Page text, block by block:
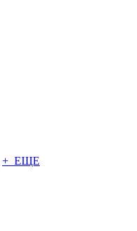
+ ЕЩЕ